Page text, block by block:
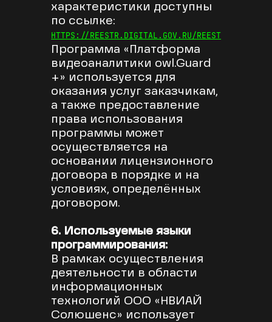
характеристики доступны
по ссылке:
HTTPS://REESTR.DIGITAL.GOV.RU/REESTR/2949589/
Программа «Платформа
видеоаналитики owl.Guard
+» используется для
оказания услуг заказчикам,
а также предоставление
права использования
программы может
осуществляется на
основании лицензионного
договора в порядке и на
условиях, определённых
договором.
6. Используемые языки
программирования:
В рамках осуществления
деятельности в области
информационных
технологий ООО «НВИАЙ
Солюшенс» использует